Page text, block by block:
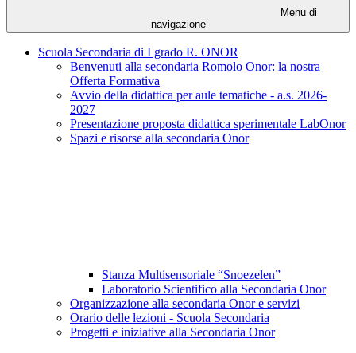
Menu di
navigazione
Scuola Secondaria di I grado R. ONOR
Benvenuti alla secondaria Romolo Onor: la nostra
Offerta Formativa
Avvio della didattica per aule tematiche - a.s. 2026-
2027
Presentazione proposta didattica sperimentale LabOnor
Spazi e risorse alla secondaria Onor
Stanza Multisensoriale “Snoezelen”
Laboratorio Scientifico alla Secondaria Onor
Organizzazione alla secondaria Onor e servizi
Orario delle lezioni - Scuola Secondaria
Progetti e iniziative alla Secondaria Onor